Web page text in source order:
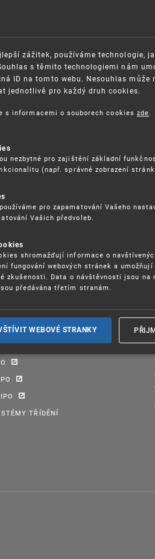
VLASTNICTVÍ
COOKIES
ÚPV
DATA
TŘÍDĚNÍ
zážitek, používáme technologie,
s těmito technologiemi nám
ID na tomto webu. Nesouhlas
jednotlivě pro každý druh cookies.
s informacemi o souborech cookies zde.
nezbytné pro zajištění základní
(např. správné zobrazení
pro zapamatování Vašeho
Vašich předvoleb.
shromažďují informace o
fungování webových stránek a
zkušenosti. Data o návštěvnosti jsou na
předávána třetím stranám.
WEBOVÉ STRANKY